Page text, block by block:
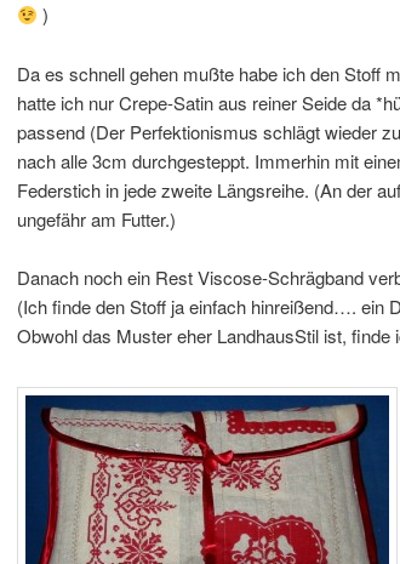
)
Da es schnell gehen mußte habe ich den Stoff
hatte ich nur Crepe-Satin aus reiner Seide da
passend (Der Perfektionismus schlägt wieder
nach alle 3cm durchgesteppt. Immerhin mit
Federstich in jede zweite Längsreihe. (An der
ungefähr am Futter.)
Danach noch ein Rest Viscose-Schrägband
(Ich finde den Stoff ja einfach hinreißend…. ein
Obwohl das Muster eher LandhausStil ist, finde